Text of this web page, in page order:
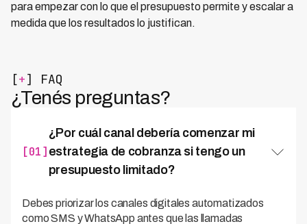
para empezar con lo que el presupuesto permite y escalar a
medida que los resultados lo justifican.
[+] FAQ
¿Tenés preguntas?
[01]
¿Por cuál canal debería comenzar mi
estrategia de cobranza si tengo un
presupuesto limitado?
Debes priorizar los canales digitales automatizados
como SMS y WhatsApp antes que las llamadas